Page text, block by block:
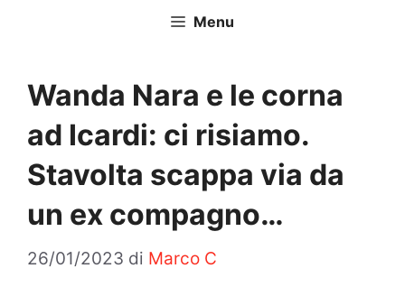
Menu
Wanda Nara e le corna
ad Icardi: ci risiamo.
Stavolta scappa via da
un ex compagno…
26/01/2023 di Marco C